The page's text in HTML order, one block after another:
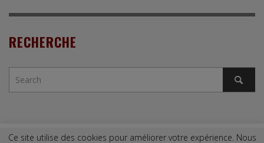
RECHERCHE
Ce site utilise des cookies pour améliorer votre expérience. Nous